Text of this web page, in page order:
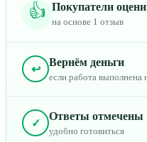
👍 Покупатели
на основе 1 отзыв
↩
Вернём деньги
если работа выполнена
✓
Ответы отмечены
удобно готовиться